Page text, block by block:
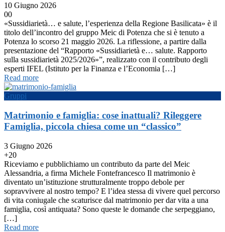
10 Giugno 2026
00
«Sussidiarietà… e salute, l’esperienza della Regione Basilicata» è il
titolo dell’incontro del gruppo Meic di Potenza che si è tenuto a
Potenza lo scorso 21 maggio 2026. La riflessione, a partire dalla
presentazione del “Rapporto «Sussidiarietà e… salute. Rapporto
sulla sussidiarietà 2025/2026»”, realizzato con il contributo degli
esperti IFEL (Istituto per la Finanza e l’Economia […]
Read more
Gruppi
Matrimonio e famiglia: cose inattuali? Rileggere
Famiglia, piccola chiesa come un “classico”
3 Giugno 2026
+20
Riceviamo e pubblichiamo un contributo da parte del Meic
Alessandria, a firma Michele Fontefrancesco Il matrimonio è
diventato un’istituzione strutturalmente troppo debole per
sopravvivere al nostro tempo? E l’idea stessa di vivere quel percorso
di vita coniugale che scaturisce dal matrimonio per dar vita a una
famiglia, così antiquata? Sono queste le domande che serpeggiano,
[…]
Read more